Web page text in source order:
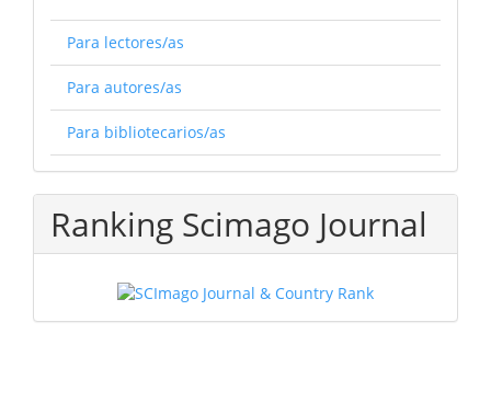
Para lectores/as
Para autores/as
Para bibliotecarios/as
Ranking Scimago Journal